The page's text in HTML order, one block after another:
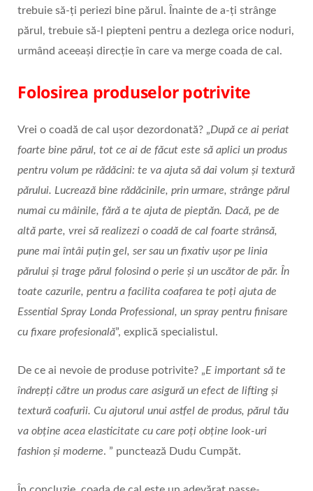
trebuie să-ți periezi bine părul. Înainte de a-ți strânge
părul, trebuie să-l piepteni pentru a dezlega orice noduri,
urmând aceeași direcție în care va merge coada de cal.
Folosirea produselor potrivite
Vrei o coadă de cal ușor dezordonată? „După ce ai periat
foarte bine părul, tot ce ai de făcut este să aplici un produs
pentru volum pe rădăcini: te va ajuta să dai volum și textură
părului. Lucrează bine rădăcinile, prin urmare, strânge părul
numai cu mâinile, fără a te ajuta de pieptăn. Dacă, pe de
altă parte, vrei să realizezi o coadă de cal foarte strânsă,
pune mai întâi puțin gel, ser sau un fixativ ușor pe linia
părului și trage părul folosind o perie și un uscător de păr. În
toate cazurile, pentru a facilita coafarea te poți ajuta de
Essential Spray Londa Professional, un spray pentru finisare
cu fixare profesională”, explică specialistul.
De ce ai nevoie de produse potrivite? „E important să te
îndrepți către un produs care asigură un efect de lifting și
textură coafurii. Cu ajutorul unui astfel de produs, părul tău
va obține acea elasticitate cu care poți obține look-uri
fashion și moderne. ” punctează Dudu Cumpăt.